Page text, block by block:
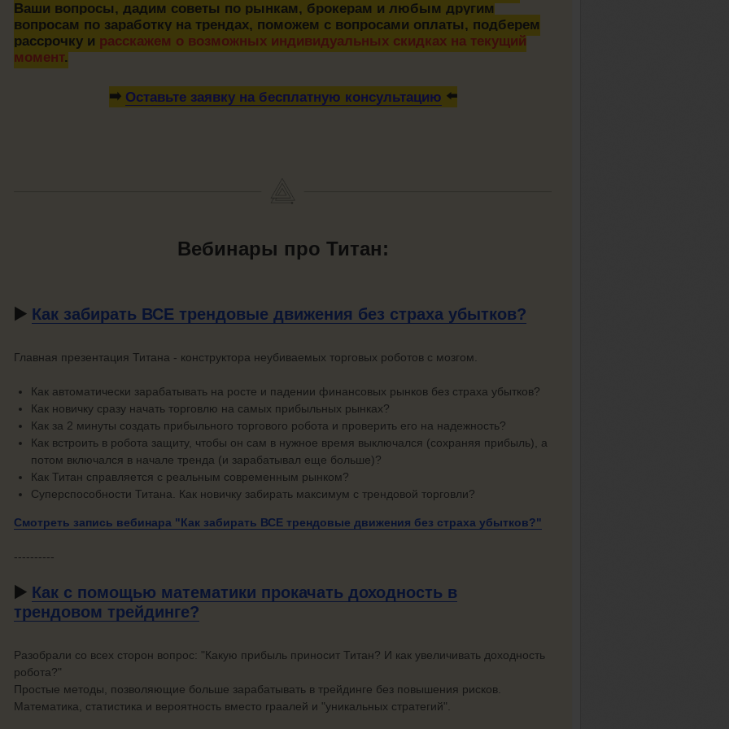
Ваши вопросы, дадим советы по рынкам, брокерам и любым другим
вопросам по заработку на трендах, поможем с вопросами оплаты, подберем
рассрочку и расскажем о возможных индивидуальных скидках на текущий
момент.
➡️ Оставьте заявку на бесплатную консультацию ⬅️
Вебинары про Титан:
▶️ Как забирать ВСЕ трендовые движения без страха убытков?
Главная презентация Титана - конструктора неубиваемых торговых роботов с мозгом.
Как автоматически зарабатывать на росте и падении финансовых рынков без страха убытков?
Как новичку сразу начать торговлю на самых прибыльных рынках?
Как за 2 минуты создать прибыльного торгового робота и проверить его на надежность?
Как встроить в робота защиту, чтобы он сам в нужное время выключался (сохраняя прибыль), а
потом включался в начале тренда (и зарабатывал еще больше)?
Как Титан справляется с реальным современным рынком?
Суперспособности Титана. Как новичку забирать максимум с трендовой торговли?
Смотреть запись вебинара "Как забирать ВСЕ трендовые движения без страха убытков?"
----------
▶️ Как с помощью математики прокачать доходность в
трендовом трейдинге?
Разобрали со всех сторон вопрос: "Какую прибыль приносит Титан? И как увеличивать доходность
робота?"
Простые методы, позволяющие больше зарабатывать в трейдинге без повышения рисков.
Математика, статистика и вероятность вместо граалей и "уникальных стратегий".